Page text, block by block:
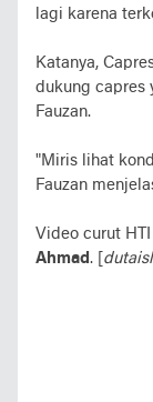
lagi karena
Katanya,
dukung capres
Fauzan.
"Miris lihat
Fauzan
Video curut
Ahmad. [